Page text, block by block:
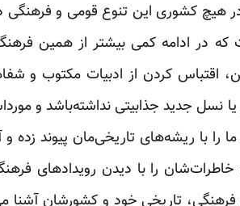
در هیچ کشوری این تنوع قومی و
در ادامه کمی بیشتر از همین
نسل جدید جذابیتی نداشته‌باشد و
را با ریشه‌های تاریخی‌مان ‏پیوند زده
را با ‏دیدن رویدادهای